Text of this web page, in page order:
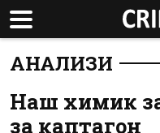
АНАЛИЗИ
Наш химик
за каптагон